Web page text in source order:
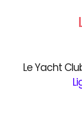
Le Yacht